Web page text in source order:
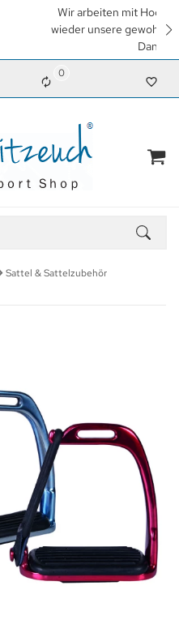
so schnell wie möglich
zu erreichen. Vielen
0
Sattel & Sattelzubehör